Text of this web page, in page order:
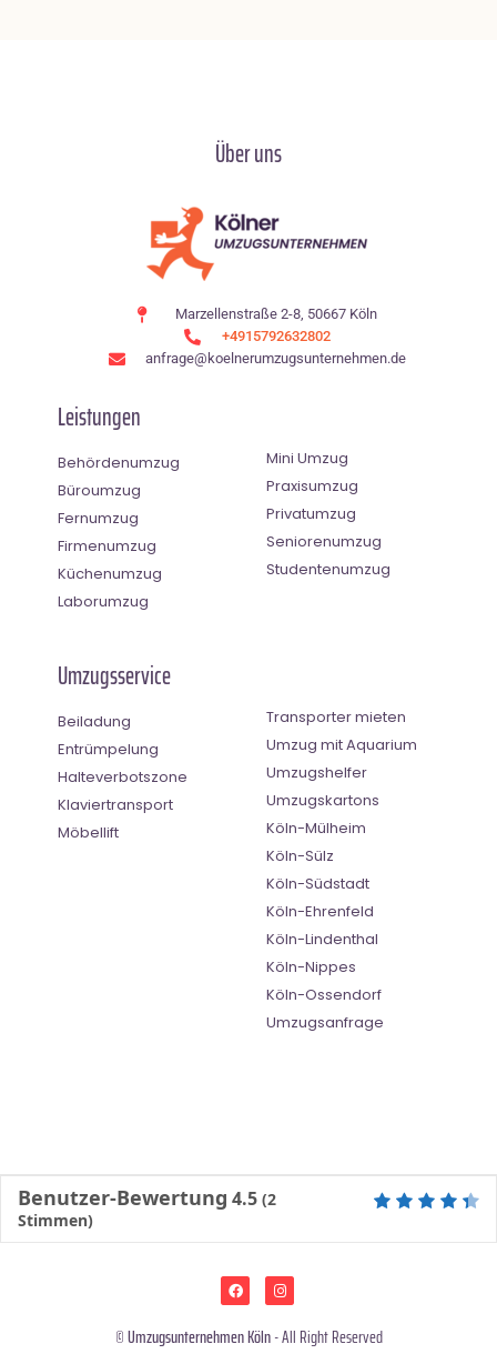
Über uns
Marzellenstraße 2-8, 50667 Köln
+4915792632802
anfrage@koelnerumzugsunternehmen.de
Leistungen
Behördenumzug
Büroumzug
Fernumzug
Firmenumzug
Küchenumzug
Laborumzug
Mini Umzug
Praxisumzug
Privatumzug
Seniorenumzug
Studentenumzug
Umzugsservice
Beiladung
Entrümpelung
Halteverbotszone
Klaviertransport
Möbellift
Transporter mieten
Umzug mit Aquarium
Umzugshelfer
Umzugskartons
Köln-Mülheim
Köln-Sülz
Köln-Südstadt
Köln-Ehrenfeld
Köln-Lindenthal
Köln-Nippes
Köln-Ossendorf
Umzugsanfrage
Benutzer-Bewertung 4.5 (2
Stimmen)
©Umzugsunternehmen Köln- All Right Reserved